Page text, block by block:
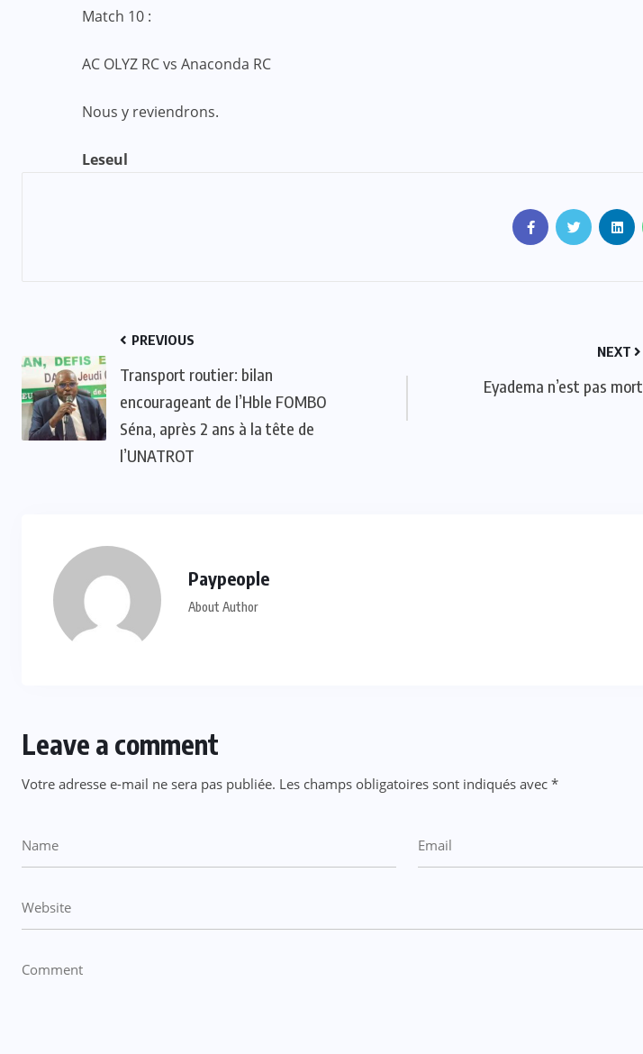
Match 10 :
AC OLYZ RC vs Anaconda RC
Nous y reviendrons.
Leseul
PREVIOUS
Transport routier: bilan
encourageant de l’Hble FOMBO
Séna, après 2 ans à la tête de
l’UNATROT
NEXT
Eyadema n’est pas mort
Paypeople
About Author
Leave a comment
Votre adresse e-mail ne sera pas publiée. Les champs obligatoires sont indiqués avec *